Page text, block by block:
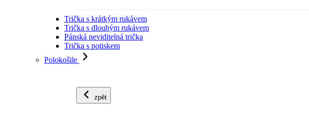
Trička s krátkým rukávem
Trička s dlouhým rukávem
Pánská neviditelná trička
Trička s potiskem
Polokošile
zpět